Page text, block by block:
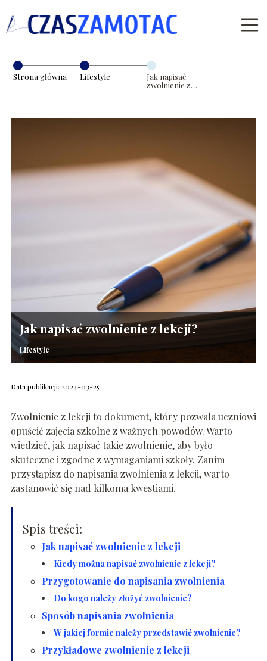
Strona główna Lifestyle
Jak napisać
zwolnienie z
Jak napisać zwolnienie z lekcji?
Lifestyle
Data publikacji: 2024-03-25
Zwolnienie z lekcji to dokument, który pozwala uczniowi
opuścić zajęcia szkolne z ważnych powodów. Warto
wiedzieć, jak napisać takie zwolnienie, aby było
skuteczne i zgodne z wymaganiami szkoły. Zanim
przystąpisz do napisania zwolnienia z lekcji, warto
zastanowić się nad kilkoma kwestiami.
Spis treści:
Jak napisać zwolnienie z lekcji
Kiedy można napisać zwolnienie z lekcji?
Przygotowanie do napisania zwolnienia
Do kogo należy złożyć zwolnienie?
Sposób napisania zwolnienia
W jakiej formie należy przedstawić zwolnienie?
Przykładowe zwolnienie z lekcji